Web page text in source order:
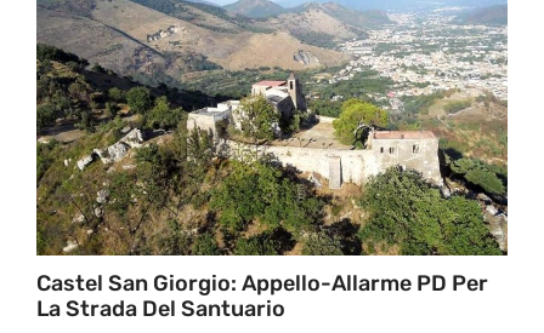
Castel San Giorgio: Appello-Allarme PD Per
La Strada Del Santuario